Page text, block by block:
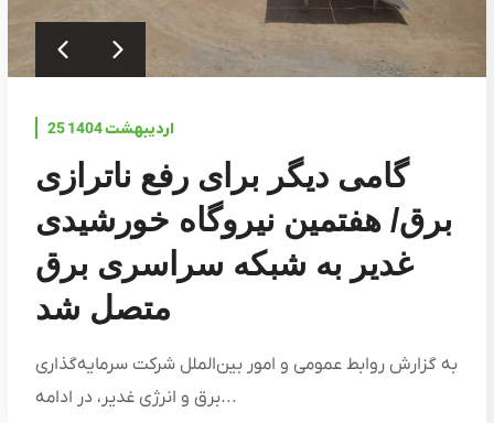
25 اردیبهشت 1404
گامی دیگر برای رفع ناترازی
برق/ هفتمین نیروگاه خورشیدی
غدیر به شبکه سراسری برق
متصل شد
به گزارش روابط عمومی و امور بین‌الملل شرکت سرمایه‌گذاری
برق و انرژی غدیر، در ادامه...